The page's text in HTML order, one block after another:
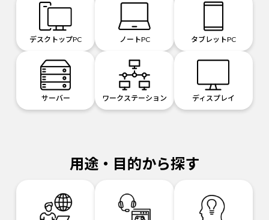
デスクトップPC ノートPC タブレットPC
サーバー ワークステーション ディスプレイ
用途・目的から探す